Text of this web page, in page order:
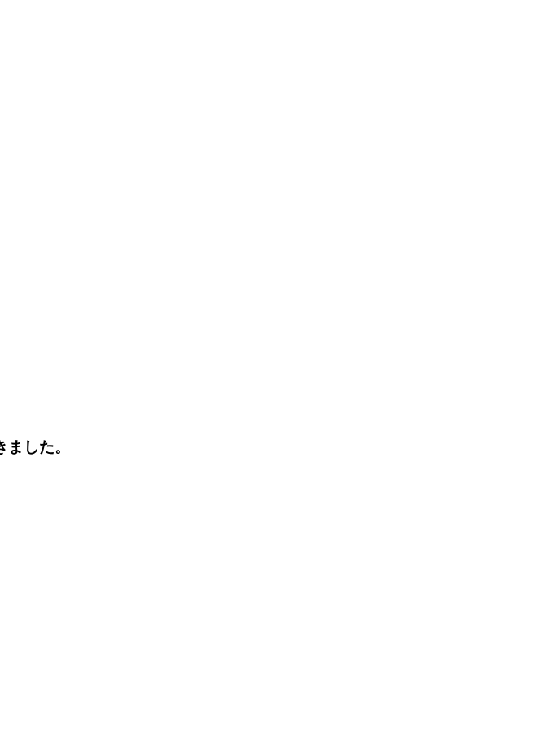
した。